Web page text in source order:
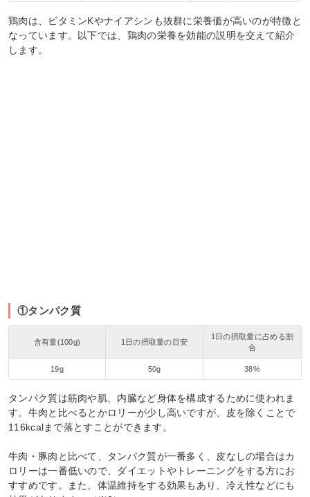
鶏肉は、ビタミンKやナイアシンも抜群に栄養価が高いのが特徴と
なっています。以下では、鶏肉の栄養を効能の説明を交えて紹介
します。
①タンパク質
含有量(100g) 1日の摂取量の目安
1日の摂取量に占める割
合
19g 50g 38%
タンパク質は筋肉や肌、内臓など身体を構成するために使われま
す。牛肉と比べるとかロリーが少し高いですが、皮を除くことで
116kcalまで落とすことができます。
牛肉・豚肉と比べて、タンパク質が一番多く、皮なしの場合はカ
ロリーは一番低いので、ダイエットやトレーニングをする方にお
すすめです。また、体温維持をする効果もあり、冷え性などにも